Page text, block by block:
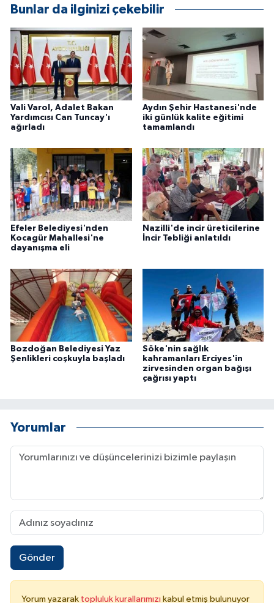
Bunlar da ilginizi çekebilir
Vali Varol, Adalet Bakan
Yardımcısı Can Tuncay'ı
ağırladı
Aydın Şehir Hastanesi'nde
iki günlük kalite eğitimi
tamamlandı
Efeler Belediyesi'nden
Kocagür Mahallesi'ne
dayanışma eli
Nazilli'de incir üreticilerine
İncir Tebliği anlatıldı
Bozdoğan Belediyesi Yaz
Şenlikleri coşkuyla başladı
Söke'nin sağlık
kahramanları Erciyes'in
zirvesinden organ bağışı
çağrısı yaptı
Yorumlar
Gönder
Yorum yazarak topluluk kurallarımızı kabul etmiş bulunuyor